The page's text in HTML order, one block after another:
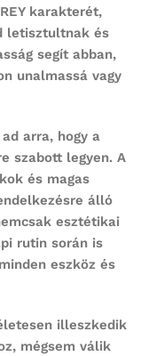
karakterét,
letisztultnak és
segít abban,
unalmassá vagy
arra, hogy a
szabott legyen. A
és magas
álló
esztétikai
rutin során is
eszköz és
illeszkedik
mégsem válik